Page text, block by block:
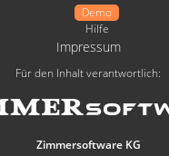
Demo
Hilfe
Impressum
Für den Inhalt verantwortlich:
Zimmersoftware KG